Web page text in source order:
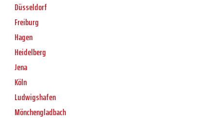
Düsseldorf
Freiburg
Hagen
Heidelberg
Jena
Köln
Ludwigshafen
Mönchengladbach